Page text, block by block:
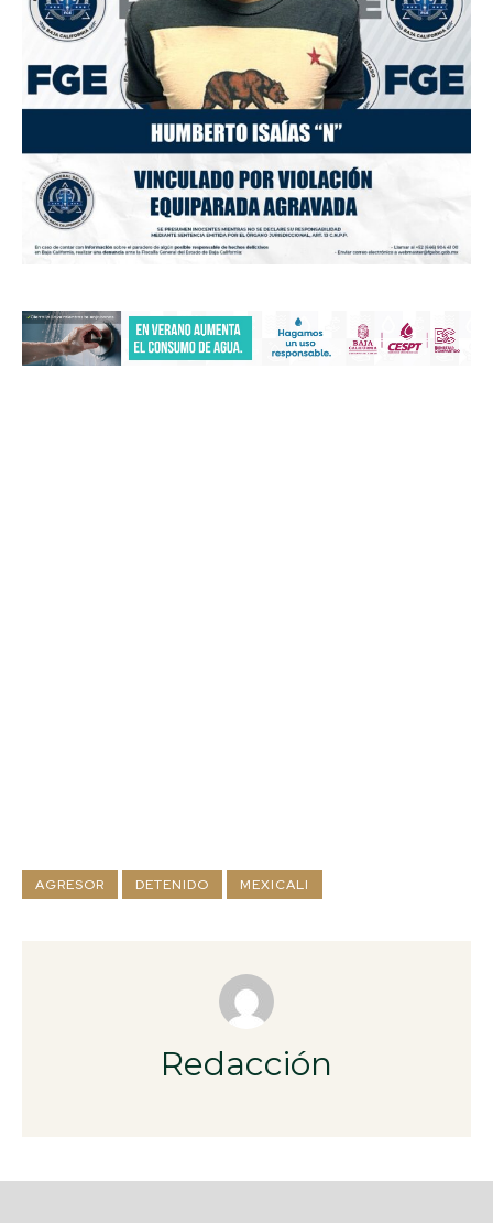
AGRESOR DETENIDO MEXICALI
Redacción